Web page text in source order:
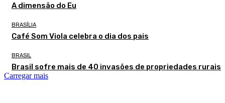
A dimensão do Eu
BRASÍLIA
Café Som Viola celebra o dia dos pais
BRASIL
Brasil sofre mais de 40 invasões de propriedades rurais
Carregar mais